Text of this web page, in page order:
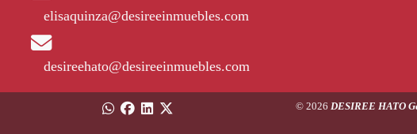
elisaquinza@desireeinmuebles.com
desireehato@desireeinmuebles.com
© 2026 DESIREE HATO